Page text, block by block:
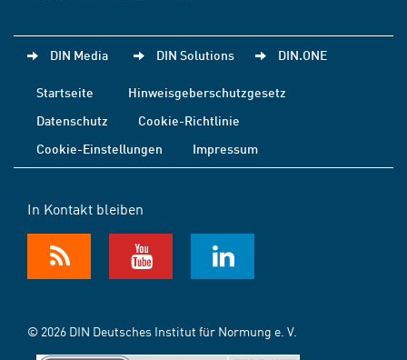
DIN Media DIN Solutions DIN.ONE
Startseite
Hinweisgeberschutzgesetz
Datenschutz
Cookie-Richtlinie
Cookie-Einstellungen
Impressum
In Kontakt bleiben
© 2026 DIN Deutsches Institut für Normung e. V.